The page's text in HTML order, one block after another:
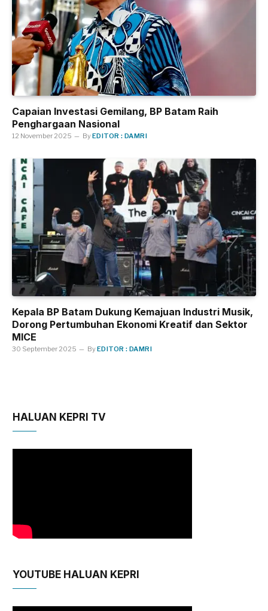
Capaian Investasi Gemilang, BP Batam Raih
Penghargaan Nasional
12 November 2025 ByEDITOR : DAMRI
Kepala BP Batam Dukung Kemajuan Industri Musik,
Dorong Pertumbuhan Ekonomi Kreatif dan Sektor
MICE
30 September 2025 ByEDITOR : DAMRI
HALUAN KEPRI TV
YOUTUBE HALUAN KEPRI